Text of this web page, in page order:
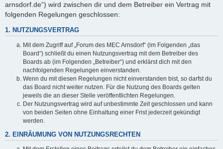
arnsdorf.de“) wird zwischen dir und dem Betreiber ein Vertrag mit
folgenden Regelungen geschlossen:
1. NUTZUNGSVERTRAG
Mit dem Zugriff auf „Forum des MEC Arnsdorf“ (im Folgenden „das
Board“) schließt du einen Nutzungsvertrag mit dem Betreiber des
Boards ab (im Folgenden „Betreiber“) und erklärst dich mit den
nachfolgenden Regelungen einverstanden.
Wenn du mit diesen Regelungen nicht einverstanden bist, so darfst du
das Board nicht weiter nutzen. Für die Nutzung des Boards gelten
jeweils die an dieser Stelle veröffentlichten Regelungen.
Der Nutzungsvertrag wird auf unbestimmte Zeit geschlossen und kann
von beiden Seiten ohne Einhaltung einer Frist jederzeit gekündigt
werden.
2. EINRÄUMUNG VON NUTZUNGSRECHTEN